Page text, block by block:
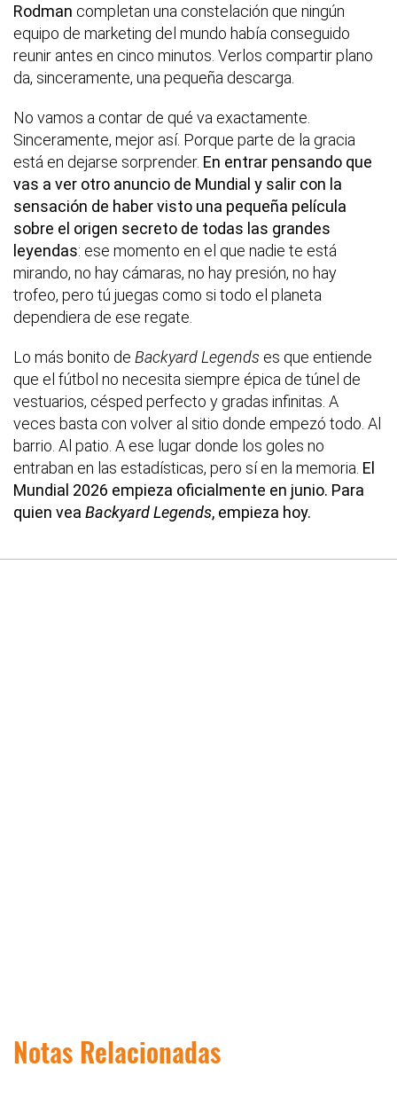
Rodman completan una constelación que ningún
equipo de marketing del mundo había conseguido
reunir antes en cinco minutos. Verlos compartir plano
da, sinceramente, una pequeña descarga.
No vamos a contar de qué va exactamente.
Sinceramente, mejor así. Porque parte de la gracia
está en dejarse sorprender. En entrar pensando que
vas a ver otro anuncio de Mundial y salir con la
sensación de haber visto una pequeña película
sobre el origen secreto de todas las grandes
leyendas: ese momento en el que nadie te está
mirando, no hay cámaras, no hay presión, no hay
trofeo, pero tú juegas como si todo el planeta
dependiera de ese regate.
Lo más bonito de Backyard Legends es que entiende
que el fútbol no necesita siempre épica de túnel de
vestuarios, césped perfecto y gradas infinitas. A
veces basta con volver al sitio donde empezó todo. Al
barrio. Al patio. A ese lugar donde los goles no
entraban en las estadísticas, pero sí en la memoria. El
Mundial 2026 empieza oficialmente en junio. Para
quien vea Backyard Legends, empieza hoy.
Notas Relacionadas